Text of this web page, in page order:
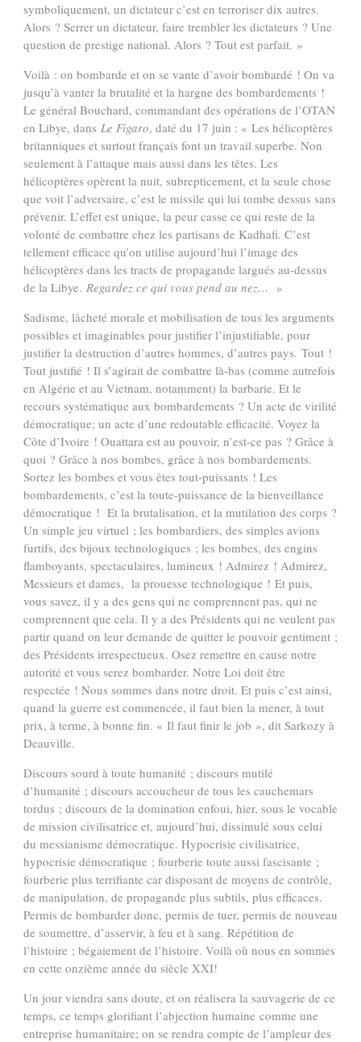
symboliquement, un dictateur c’est en terroriser dix autres.
Alors ? Serrer un dictateur, faire trembler les dictateurs ? Une
question de prestige national. Alors ? Tout est parfait. »
Voilà : on bombarde et on se vante d’avoir bombardé ! On va
jusqu’à vanter la brutalité et la hargne des bombardements !
Le général Bouchard, commandant des opérations de l’OTAN
en Libye, dans Le Figaro, daté du 17 juin : « Les hélicoptères
britanniques et surtout français font un travail superbe. Non
seulement à l’attaque mais aussi dans les têtes. Les
hélicoptères opèrent la nuit, subrepticement, et la seule chose
que voit l’adversaire, c’est le missile qui lui tombe dessus sans
prévenir. L’effet est unique, la peur casse ce qui reste de la
volonté de combattre chez les partisans de Kadhafi. C’est
tellement efficace qu’on utilise aujourd’hui l’image des
hélicoptères dans les tracts de propagande largués au-dessus
de la Libye. Regardez ce qui vous pend au nez… »
Sadisme, lâcheté morale et mobilisation de tous les arguments
possibles et imaginables pour justifier l’injustifiable, pour
justifier la destruction d’autres hommes, d’autres pays. Tout !
Tout justifié ! Il s’agirait de combattre là-bas (comme autrefois
en Algérie et au Vietnam, notamment) la barbarie. Et le
recours systématique aux bombardements ? Un acte de virilité
démocratique; un acte d’une redoutable efficacité. Voyez la
Côte d’Ivoire ! Ouattara est au pouvoir, n’est-ce pas ? Grâce à
quoi ? Grâce à nos bombes, grâce à nos bombardements.
Sortez les bombes et vous êtes tout-puissants ! Les
bombardements, c’est la toute-puissance de la bienveillance
démocratique ! Et la brutalisation, et la mutilation des corps ?
Un simple jeu virtuel ; les bombardiers, des simples avions
furtifs, des bijoux technologiques ; les bombes, des engins
flamboyants, spectaculaires, lumineux ! Admirez ! Admirez,
Messieurs et dames, la prouesse technologique ! Et puis,
vous savez, il y a des gens qui ne comprennent pas, qui ne
comprennent que cela. Il y a des Présidents qui ne veulent pas
partir quand on leur demande de quitter le pouvoir gentiment ;
des Présidents irrespectueux. Osez remettre en cause notre
autorité et vous serez bombarder. Notre Loi doit être
respectée ! Nous sommes dans notre droit. Et puis c’est ainsi,
quand la guerre est commencée, il faut bien la mener, à tout
prix, à terme, à bonne fin. « Il faut finir le job », dit Sarkozy à
Deauville.
Discours sourd à toute humanité ; discours mutilé
d’humanité ; discours accoucheur de tous les cauchemars
tordus ; discours de la domination enfoui, hier, sous le vocable
de mission civilisatrice et, aujourd’hui, dissimulé sous celui
du messianisme démocratique. Hypocrisie civilisatrice,
hypocrisie démocratique ; fourberie toute aussi fascisante ;
fourberie plus terrifiante car disposant de moyens de contrôle,
de manipulation, de propagande plus subtils, plus efficaces.
Permis de bombarder donc, permis de tuer, permis de nouveau
de soumettre, d’asservir, à feu et à sang. Répétition de
l’histoire ; bégaiement de l’histoire. Voilà où nous en sommes
en cette onzième année du siècle XXI!
Un jour viendra sans doute, et on réalisera la sauvagerie de ce
temps, ce temps glorifiant l’abjection humaine comme une
entreprise humanitaire; on se rendra compte de l’ampleur des